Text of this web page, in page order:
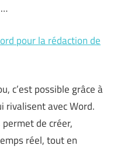
pour la rédaction de
c’est possible grâce à
rivalisent avec Word.
de créer,
réel, tout en